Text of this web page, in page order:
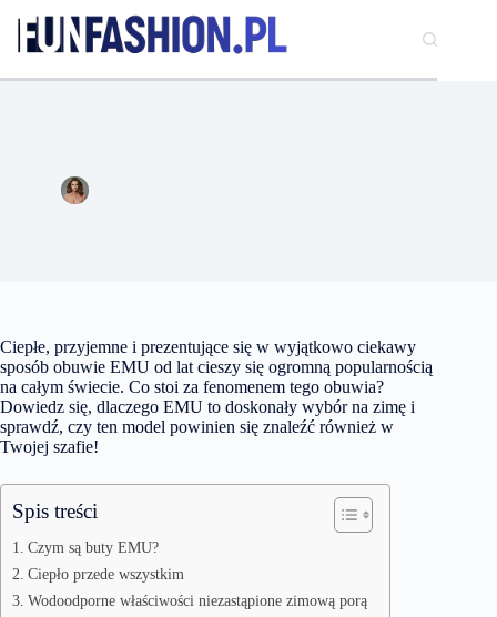
treści
Ciepłe, przyjemne i prezentujące się w wyjątkowo ciekawy
sposób obuwie EMU od lat cieszy się ogromną popularnością
na całym świecie. Co stoi za fenomenem tego obuwia?
Dowiedz się, dlaczego EMU to doskonały wybór na zimę i
sprawdź, czy ten model powinien się znaleźć również w
Twojej szafie!
Spis treści
Czym są buty EMU?
Ciepło przede wszystkim
Wodoodporne właściwości niezastąpione zimową porą